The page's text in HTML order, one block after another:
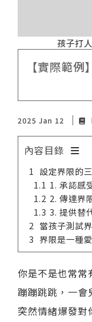
孩子打
【實際範
2025 Jan 12
內容目錄
設定界限的
1. 承認感
2. 傳達界
3. 提供替
當孩子測試
界限是一種
你是不是也常常
蹦蹦跳跳，一會
突然情緒爆發